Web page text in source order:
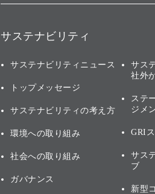
サステナビリティ
サステナビリティニュース
トップメッセージ
サステナビリティの考え方
環境への取り組み
社会への取り組み
ガバナンス
サス
社外
ステ
ジメ
GRI
サス
ブ
新型